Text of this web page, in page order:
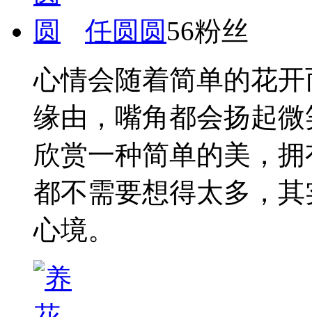
任圆圆56粉丝
心情会随着简单的花
缘由，嘴角都会扬起
欣赏一种简单的美，
都不需要想得太多，
心境。